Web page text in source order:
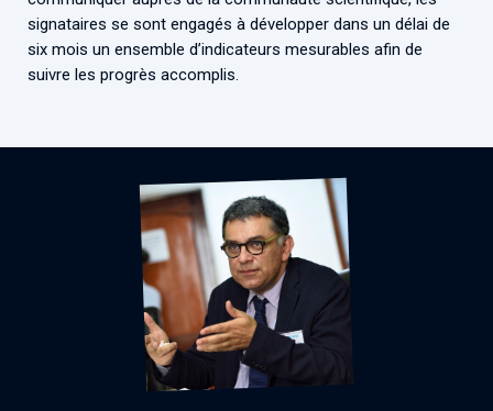
signataires se sont engagés à développer dans un délai de
six mois un ensemble d’indicateurs mesurables afin de
suivre les progrès accomplis.